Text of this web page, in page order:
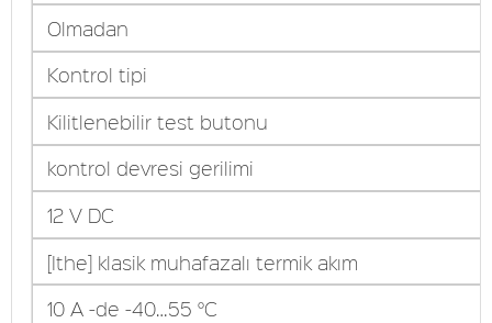
Olmadan
Kontrol tipi
Kilitlenebilir test butonu
kontrol devresi gerilimi
12 V DC
[Ithe] klasik muhafazalı termik akım
10 A -de -40…55 °C